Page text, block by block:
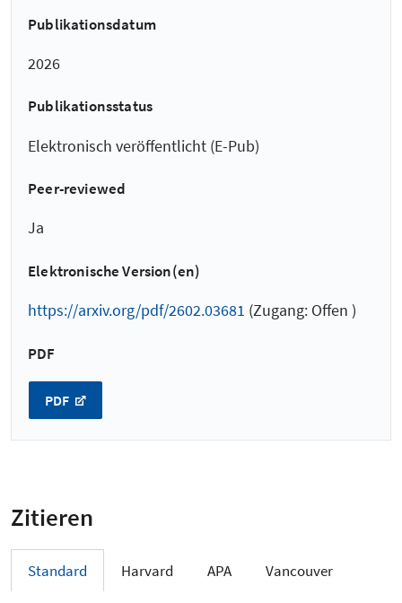
Publikationsdatum
2026
Publikationsstatus
Elektronisch veröffentlicht (E-Pub)
Peer-reviewed
Ja
Elektronische Version(en)
https://arxiv.org/pdf/2602.03681 (Zugang: Offen )
PDF
PDF
Zitieren
Standard Harvard APA Vancouver